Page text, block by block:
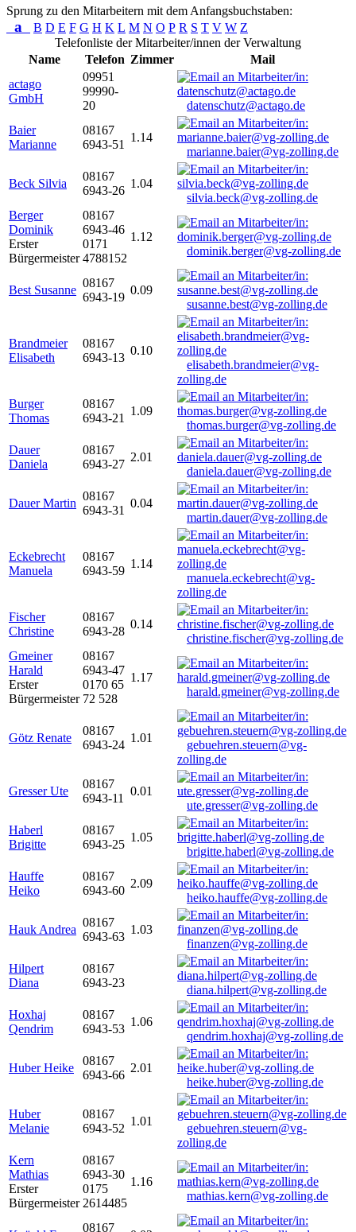
Sprung zu den Mitarbeitern mit dem Anfangsbuchstaben:
a B D E F G H K L M N O P R S T V W Z
Telefonliste der Mitarbeiter/innen der Verwaltung
Name
Telefon Zimmer
Mail
actago
GmbH
09951
99990-
20
datenschutz@actago.de
Baier
Marianne
08167
6943-51
1.14
marianne.baier@vg-zolling.de
Beck Silvia
08167
6943-26
1.04
silvia.beck@vg-zolling.de
Berger
Dominik
Erster
Bürgermeister
08167
6943-46
0171
4788152
1.12
dominik.berger@vg-zolling.de
Best Susanne
08167
6943-19
0.09
susanne.best@vg-zolling.de
Brandmeier
Elisabeth
08167
6943-13
0.10
elisabeth.brandmeier@vg-
zolling.de
Burger
Thomas
08167
6943-21
1.09
thomas.burger@vg-zolling.de
Dauer
Daniela
08167
6943-27
2.01
daniela.dauer@vg-zolling.de
Dauer Martin
08167
6943-31
0.04
martin.dauer@vg-zolling.de
Eckebrecht
Manuela
08167
6943-59
1.14
manuela.eckebrecht@vg-
zolling.de
Fischer
Christine
08167
6943-28
0.14
christine.fischer@vg-zolling.de
Gmeiner
Harald
Erster
Bürgermeister
08167
6943-47
0170 65
72 528
1.17
harald.gmeiner@vg-zolling.de
Götz Renate
08167
6943-24
1.01
gebuehren.steuern@vg-
zolling.de
Gresser Ute
08167
6943-11
0.01
ute.gresser@vg-zolling.de
Haberl
Brigitte
08167
6943-25
1.05
brigitte.haberl@vg-zolling.de
Hauffe
Heiko
08167
6943-60
2.09
heiko.hauffe@vg-zolling.de
Hauk Andrea
08167
6943-63
1.03
finanzen@vg-zolling.de
Hilpert
Diana
08167
6943-23
diana.hilpert@vg-zolling.de
Hoxhaj
Qendrim
08167
6943-53
1.06
qendrim.hoxhaj@vg-zolling.de
Huber Heike
08167
6943-66
2.01
heike.huber@vg-zolling.de
Huber
Melanie
08167
6943-52
1.01
gebuehren.steuern@vg-
zolling.de
Kern
Mathias
Erster
Bürgermeister
08167
6943-30
0175
2614485
1.16
mathias.kern@vg-zolling.de
08167